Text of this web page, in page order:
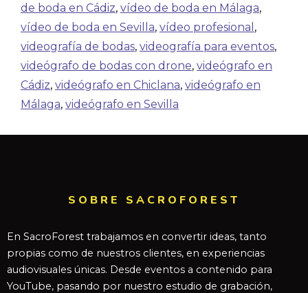
de boda en Cádiz, vídeo de boda en Málaga,
vídeo de boda en Sevilla, vídeo profesional ,
videografía de bodas, videografía para eventos,
videógrafo de bodas con drone, videógrafo en
Cádiz, videógrafo en Chiclana, videógrafo en
Málaga, videógrafo en Sevilla
SOBRE SACROFOREST
En SacroForest trabajamos en convertir ideas, tanto
propias como de nuestros clientes, en experiencias
audiovisuales únicas. Desde eventos a contenido para
YouTube, pasando por nuestro estudio de grabación,